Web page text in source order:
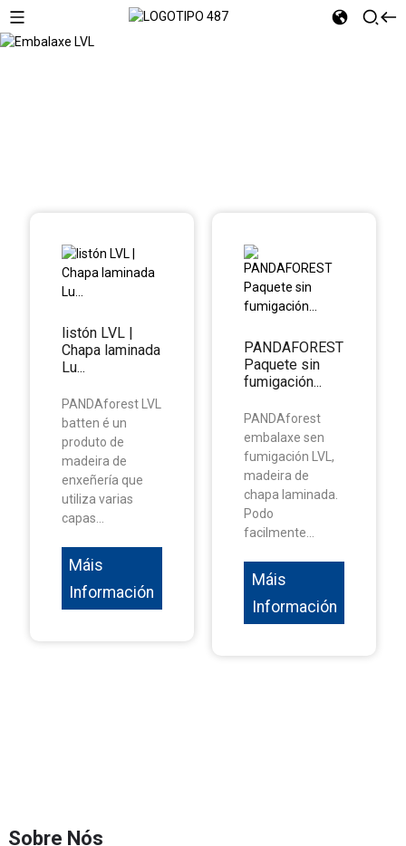
listón LVL |
Chapa laminada
Lu...
PANDAforest LVL
batten é un
produto de
madeira de
enxeñería que
utiliza varias
capas...
Máis
Información
PANDAFOREST
Paquete sin
fumigación...
PANDAforest
embalaxe sen
fumigación LVL,
madeira de
chapa laminada.
Podo
facilmente...
Máis
Información
Sobre Nós